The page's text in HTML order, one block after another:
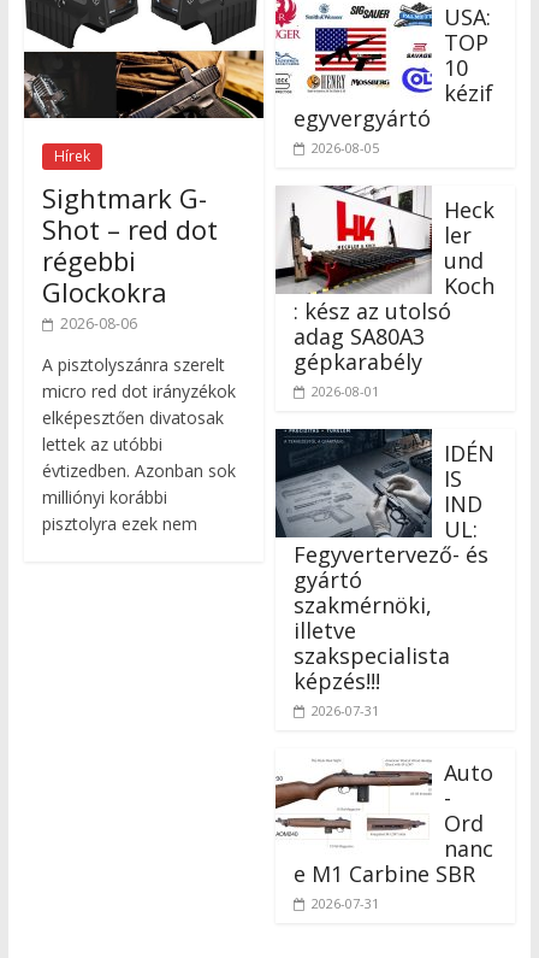
Hírek
Sightmark G-
Shot – red dot
régebbi
Glockokra
2026-08-06
A pisztolyszánra szerelt
micro red dot irányzékok
elképesztően divatosak
lettek az utóbbi
évtizedben. Azonban sok
milliónyi korábbi
pisztolyra ezek nem
USA:
TOP
10
kézif
egyvergyártó
2026-08-05
Heck
ler
und
Koch
: kész az utolsó
adag SA80A3
gépkarabély
2026-08-01
IDÉN
IS
IND
UL:
Fegyvertervező- és
gyártó
szakmérnöki,
illetve
szakspecialista
képzés!!!
2026-07-31
Auto
-
Ord
nanc
e M1 Carbine SBR
2026-07-31